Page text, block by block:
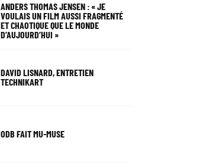
ANDERS THOMAS JENSEN : « JE
VOULAIS UN FILM AUSSI FRAGMENTÉ
ET CHAOTIQUE QUE LE MONDE
D’AUJOURD’HUI »
DAVID LISNARD, ENTRETIEN
TECHNIKART
ODB FAIT MU-MUSE